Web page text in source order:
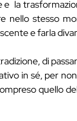
la
nello stesso
e farla
di
in sé, per
quello